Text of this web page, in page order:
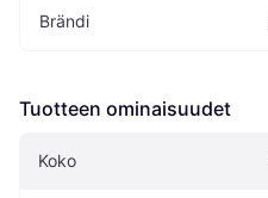
Brändi
Tuotteen ominaisuudet
Koko